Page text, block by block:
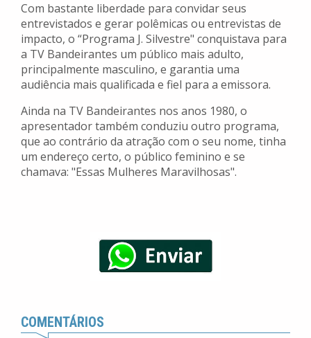
Com bastante liberdade para convidar seus
entrevistados e gerar polêmicas ou entrevistas de
impacto, o “Programa J. Silvestre" conquistava para
a TV Bandeirantes um público mais adulto,
principalmente masculino, e garantia uma
audiência mais qualificada e fiel para a emissora.
Ainda na TV Bandeirantes nos anos 1980, o
apresentador também conduziu outro programa,
que ao contrário da atração com o seu nome, tinha
um endereço certo, o público feminino e se
chamava: "Essas Mulheres Maravilhosas".
COMENTÁRIOS